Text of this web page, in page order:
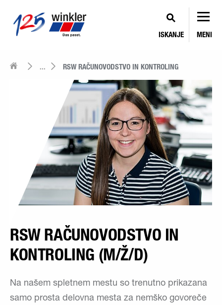
ISKANJE MENI
... RSW RAČUNOVODSTVO IN KONTROLING
RSW RAČUNOVODSTVO IN
KONTROLING (M/Ž/D)
Na našem spletnem mestu so trenutno prikazana
samo prosta delovna mesta za nemško govoreče